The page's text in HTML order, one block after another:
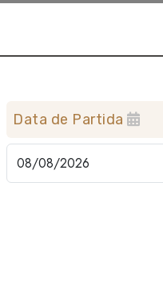
Data de Partida